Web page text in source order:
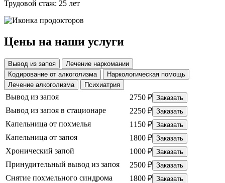
Трудовой стаж: 25 лет
Цены на наши услуги
Вывод из запоя
Лечение наркомании
Кодирование от алкоголизма
Наркологическая помощь
Лечение алкоголизма
Психиатрия
Вывод из запоя 2750 ₽ Заказать
Вывод из запоя в стационаре 2250 ₽ Заказать
Капельница от похмелья 1150 ₽ Заказать
Капельница от запоя 1800 ₽ Заказать
Хронический запой 1000 ₽ Заказать
Принудительный вывод из запоя 2500 ₽ Заказать
Снятие похмельного синдрома 1800 ₽ Заказать